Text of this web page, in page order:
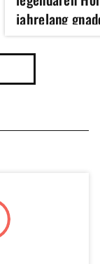
jahrelang
Wand